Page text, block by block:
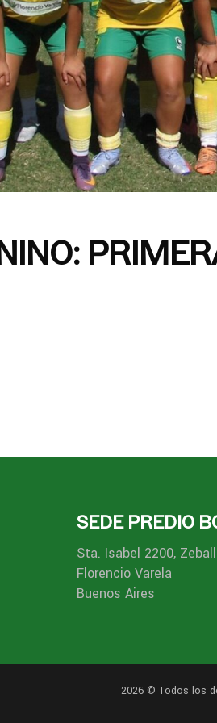
SEDE PREDIO
Sta. Isabel 2200,
Florencio Varela
Buenos Aires
2026 © Todos los